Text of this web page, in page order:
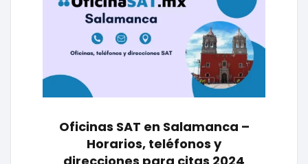
Oficinas SAT en Salamanca –
Horarios, teléfonos y